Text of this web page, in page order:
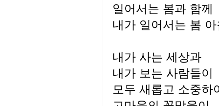
일어서는 봄과 함께
내가 일어서는 봄 아
내가 사는 세상과
내가 보는 사람들이
모두 새롭고 소중하